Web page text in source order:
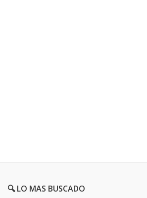
🔍 LO MAS BUSCADO